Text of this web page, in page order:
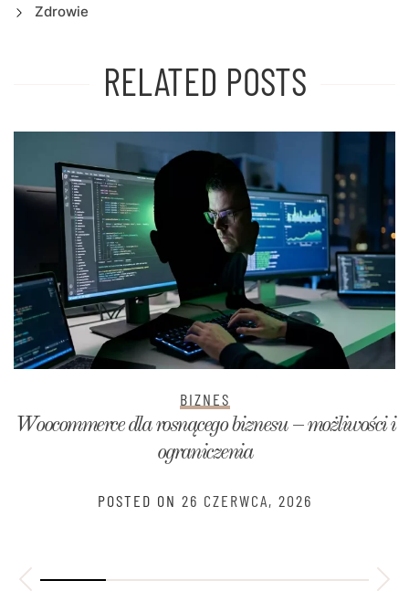
Zdrowie
RELATED POSTS
BIZNES
Woocommerce dla rosnącego biznesu – możliwości i
ograniczenia
POSTED ON 26 CZERWCA, 2026